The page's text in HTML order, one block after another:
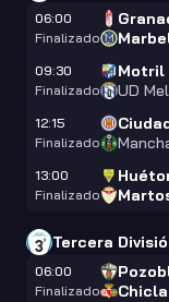
06:00
Finalizado
09:30
Finalizado
Motril
UD
12:15
Finalizado
13:00
Finalizado
Tercera
06:00
Finalizado